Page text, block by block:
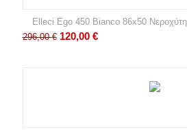
Elleci Ego 450 Bianco 86x50
296,00 € 120,00 €